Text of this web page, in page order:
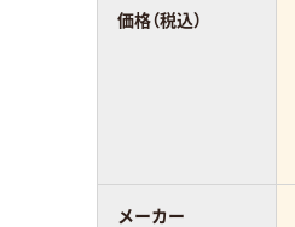
価格（税込）
メーカー